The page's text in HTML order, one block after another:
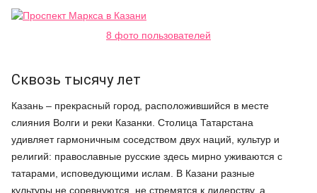
8 фото пользователей
Сквозь тысячу лет
Казань – прекрасный город, расположившийся в месте
слияния Волги и реки Казанки. Столица Татарстана
удивляет гармоничным соседством двух наций, культур и
религий: православные русские здесь мирно уживаются с
татарами, исповедующими ислам. В Казани разные
культуры не соревнуются, не стремятся к лидерству, а